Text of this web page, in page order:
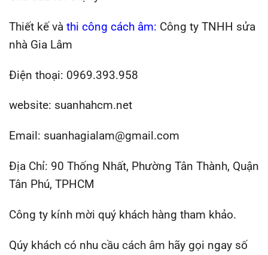
Thiết kế và thi công cách âm: Công ty TNHH sửa
nhà Gia Lâm
Điện thoại: 0969.393.958
website: suanhahcm.net
Email: suanhagialam@gmail.com
Địa Chỉ: 90 Thống Nhất, Phường Tân Thành, Quận
Tân Phú, TPHCM
Công ty kính mời quý khách hàng tham khảo.
Qúy khách có nhu cầu cách âm hãy gọi ngay số